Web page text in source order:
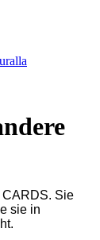
CARDS. Sie
sie in